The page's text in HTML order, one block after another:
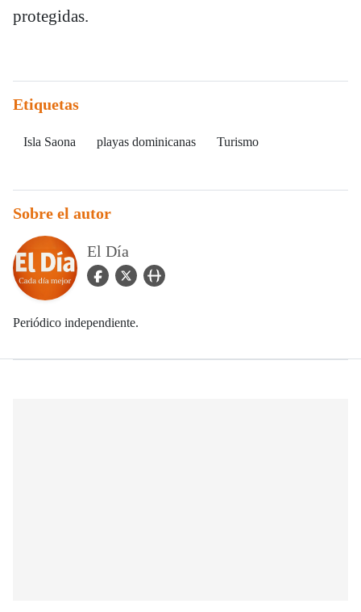
protegidas.
Etiquetas
Isla Saona playas dominicanas Turismo
Sobre el autor
El Día
facebook Icon
twitter Iconuser_url Icon
Periódico independiente.